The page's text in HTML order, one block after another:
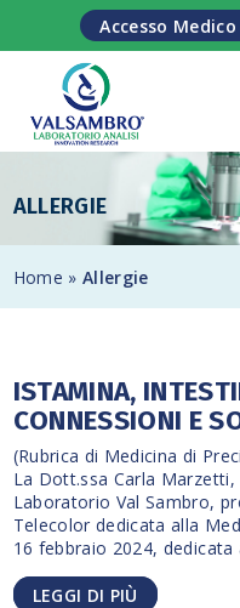
Salta al contenuto
Accesso Medico
ALLERGIE
Home » Allergie
ISTAMINA,
CONNESSIONI E
(Rubrica di Medicina di
La Dott.ssa Carla
Laboratorio Val Sambro,
Telecolor dedicata alla
16 febbraio 2024, dedicata
LEGGI DI PIÙ